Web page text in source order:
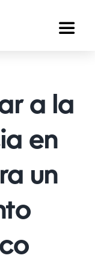
Toggle
a la
en
un